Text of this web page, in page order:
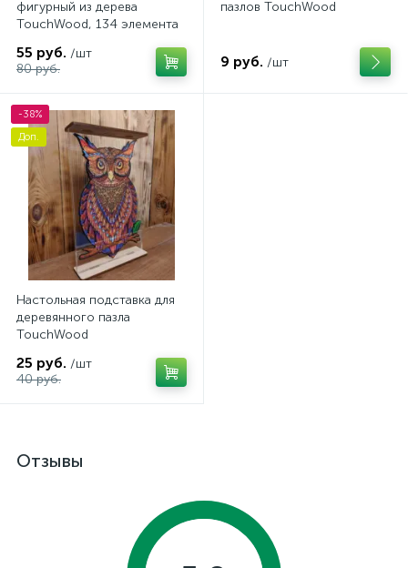
фигурный из дерева
TouchWood, 134 элемента
55 руб. /шт
80 руб.
пазлов TouchWood
9 руб. /шт
-38%
Доп.
Настольная подставка для
деревянного пазла
TouchWood
25 руб. /шт
40 руб.
Отзывы